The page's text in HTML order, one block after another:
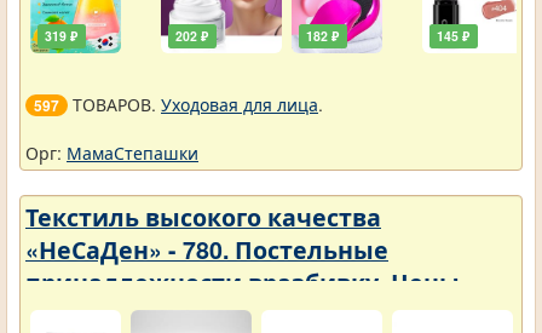
319 ₽ 202 ₽ 182 ₽ 145 ₽
597 ТОВАРОВ. Уходовая для лица.
Орг: МамаСтепашки
Текстиль высокого качества
«НеСаДен» - 780. Постельные
принадлежности вразбивку. Цены
упали